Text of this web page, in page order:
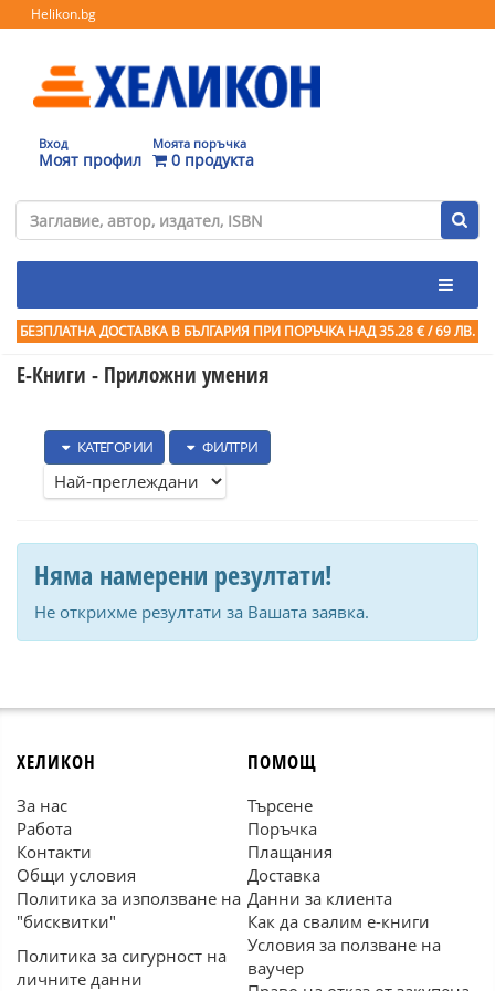
Helikon.bg
Вход
Моят профил
Моята поръчка
0 продукта
БЕЗПЛАТНА ДОСТАВКА В БЪЛГАРИЯ ПРИ ПОРЪЧКА НАД 35.28 € / 69 ЛВ.
Е-Книги - Приложни умения
КАТЕГОРИИ ФИЛТРИ
Няма намерени резултати!
Не открихме резултати за Вашата заявка.
ХЕЛИКОН
За нас
Работа
Контакти
Общи условия
Политика за използване на
"бисквитки"
Политика за сигурност на
личните данни
ПОМОЩ
Търсене
Поръчка
Плащания
Доставка
Данни за клиента
Как да свалим е-книги
Условия за ползване на
ваучер